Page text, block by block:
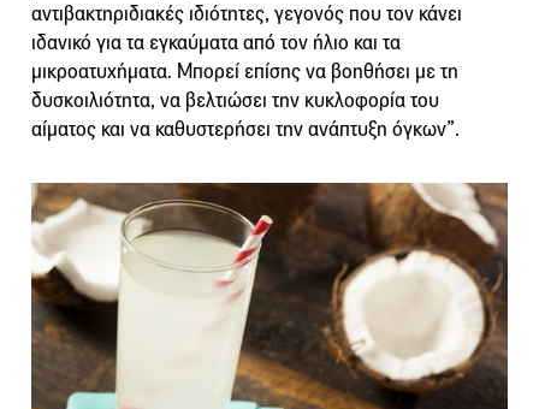
αντιβακτηριδιακές ιδιότητες, γεγονός που τον κάνει
ιδανικό για τα εγκαύματα από τον ήλιο και τα
μικροατυχήματα. Μπορεί επίσης να βοηθήσει με τη
δυσκοιλιότητα, να βελτιώσει την κυκλοφορία του
αίματος και να καθυστερήσει την ανάπτυξη όγκων”.